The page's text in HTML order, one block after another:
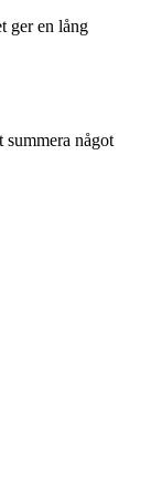
ger en lång
något